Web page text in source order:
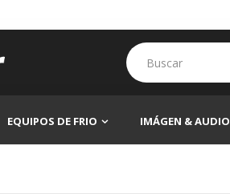
EQUIPOS DE FRIO IMÁGEN & AUDIO